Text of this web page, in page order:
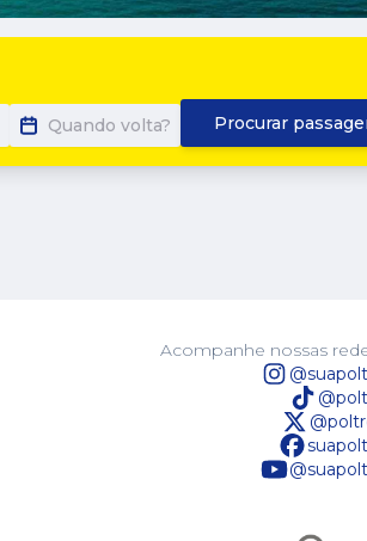
Quando volta? Procurar
Acompanhe nossas